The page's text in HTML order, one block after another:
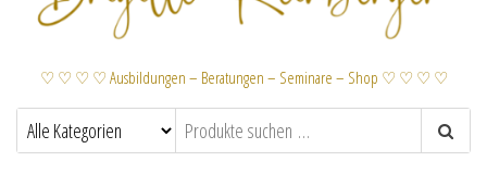
♡ ♡ ♡ ♡ Ausbildungen – Beratungen – Seminare – Shop ♡ ♡ ♡ ♡